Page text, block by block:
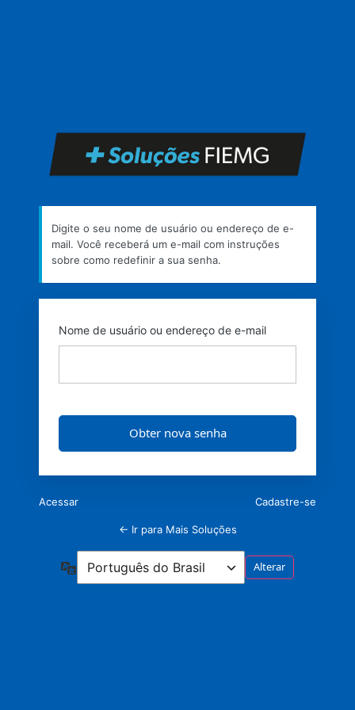
Digite o seu nome de usuário ou endereço de e-
mail. Você receberá um e-mail com instruções
sobre como redefinir a sua senha.
Nome de usuário ou endereço de e-mail
Acessar Cadastre-se
← Ir para Mais Soluções
Idioma